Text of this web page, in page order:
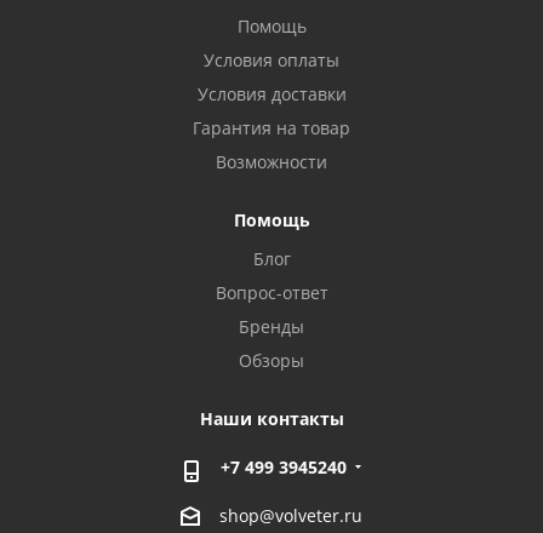
Помощь
Условия оплаты
Условия доставки
Гарантия на товар
Возможности
Помощь
Блог
Вопрос-ответ
Бренды
Обзоры
Наши контакты
+7 499 3945240
shop@volveter.ru